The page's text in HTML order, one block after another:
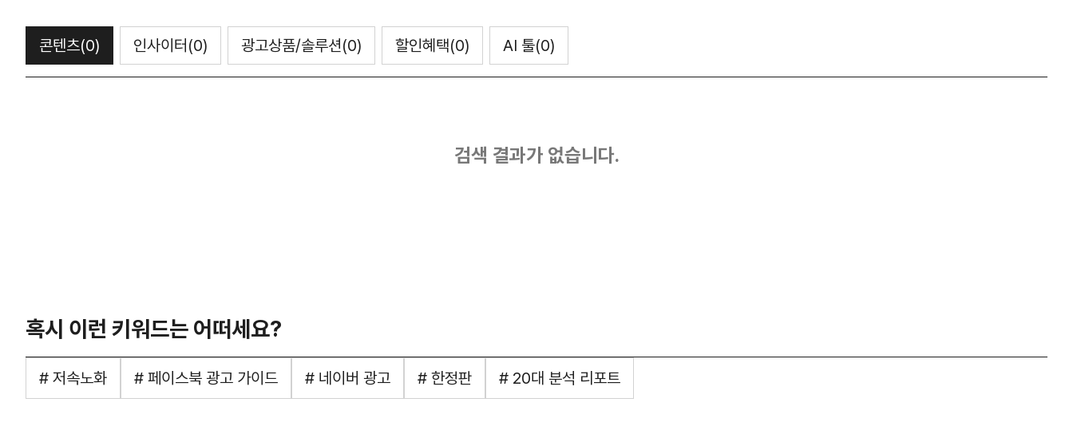
콘텐츠(0) 인사이터 (0) 광고상품/솔루션(0) 할인혜택(0) AI 툴(0)
검색 결과가 없습니다.
혹시 이런 키워드는 어떠세요?
# 저속노화 # 페이스북 광고 가이드 # 네이버 광고 # 한정판 # 20대 분석 리포트